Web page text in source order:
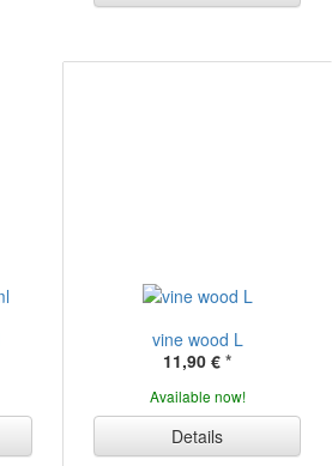
vine wood L
11,90 € *
Available now!
Details